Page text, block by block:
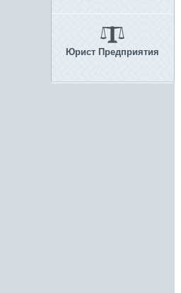
Юрист Предприятия